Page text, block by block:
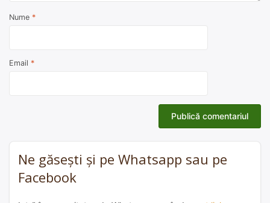
Nume *
Email *
Ne găsești și pe Whatsapp sau pe
Facebook